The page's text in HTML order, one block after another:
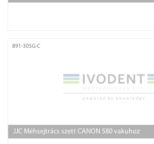
891-30SG-C
JJC Méhsejtrács szett CANON 580 vakuhoz